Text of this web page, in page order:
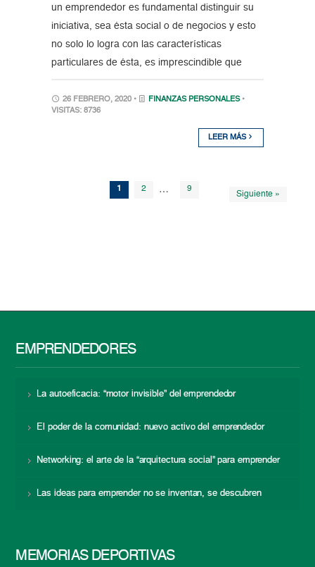
un emprendedor es fundamental distinguir su
iniciativa, sea ésta social o de negocios y esto
no solo lo logra con las características
particulares de ésta, es imprescindible que
26 FEBRERO, 2020 • FINANZAS PERSONALES •
VISITAS: 8736
LEER MÁS
1 2 … 9
Siguiente »
EMPRENDEDORES
La autoeficacia: “motor invisible” del emprendedor
El poder de la comunidad: nuevo activo del emprendedor
Networking: el arte de la “arquitectura social” para emprender
Las ideas para emprender no se inventan, se descubren
MEMORIAS DEPORTIVAS